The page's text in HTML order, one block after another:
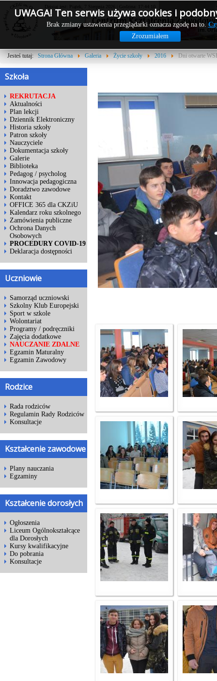
UWAGA! Ten serwis używa cookies i
Brak zmiany ustawienia przeglądarki oznacza zgodę na to.
Zrozumiałem
Dzisiaj jest: Piątek, 7 Sierpnia 2026 | Godzina: 17:44:10
Jesteś tutaj: Strona Główna Galeria Życie szkoły 2016 Dni otwarte
Szkoła
REKRUTACJA
Aktualności
Plan lekcji
Dziennik Elektroniczny
Historia szkoły
Patron szkoły
Nauczyciele
Dokumentacja szkoły
Galerie
Biblioteka
Pedagog / psycholog
Innowacja pedagogiczna
Doradztwo zawodowe
Kontakt
OFFICE 365 dla CKZiU
Kalendarz roku szkolnego
Zamówienia publiczne
Ochrona Danych
Osobowych
PROCEDURY COVID-19
Deklaracja dostępności
Uczniowie
Samorząd uczniowski
Szkolny Klub Europejski
Sport w szkole
Wolontariat
Programy / podręczniki
Zajęcia dodatkowe
NAUCZANIE ZDALNE
Egzamin Maturalny
Egzamin Zawodowy
Rodzice
Rada rodziców
Regulamin Rady Rodziców
Konsultacje
Kształcenie zawodowe
Plany nauczania
Egzaminy
Kształcenie dorosłych
Ogłoszenia
Liceum Ogólnokształcące
dla Dorosłych
Kursy kwalifikacyjne
Do pobrania
Konsultacje